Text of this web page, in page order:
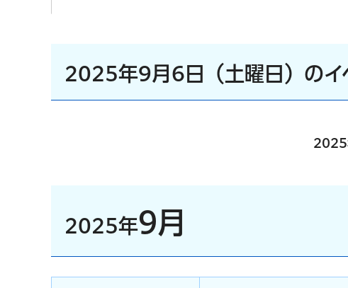
2025年9月6日（土曜日）のイ
2025
2025年9月